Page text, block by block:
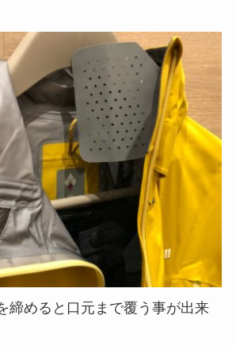
締めると口元まで覆う事が出来